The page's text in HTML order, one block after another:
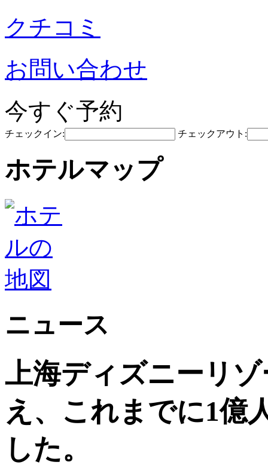
クチコミ
お問い合わせ
今すぐ予約
チェックイン: チェックアウト:
ホテルマップ
ニュース
上海ディズニーリ
え、これまでに1億
した。